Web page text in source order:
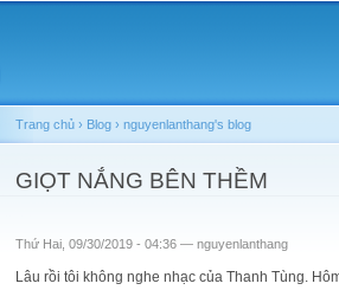
You are here
Trang chủ › Blog › nguyenlanthang's blog
GIỌT NẮNG BÊN THỀM
Thứ Hai, 09/30/2019 - 04:36 — nguyenlanthang
Lâu rồi tôi không nghe nhạc của Thanh Tùng.